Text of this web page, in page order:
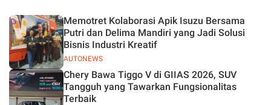
Basis Produksi
ASEAN
2026
AUTONEWS
Memotret Kolaborasi Apik Isuzu Bersama
Putri dan Delima Mandiri yang Jadi Solusi
Bisnis Industri Kreatif
Chery Bawa Tiggo V di GIIAS 2026, SUV
Tangguh yang Tawarkan Fungsionalitas
Terbaik